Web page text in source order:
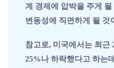
계 경제에 압박을 주게
변동성에 직면하게 될 것
참고로, 미국에서는 최근
25%나 하락했다고 하는